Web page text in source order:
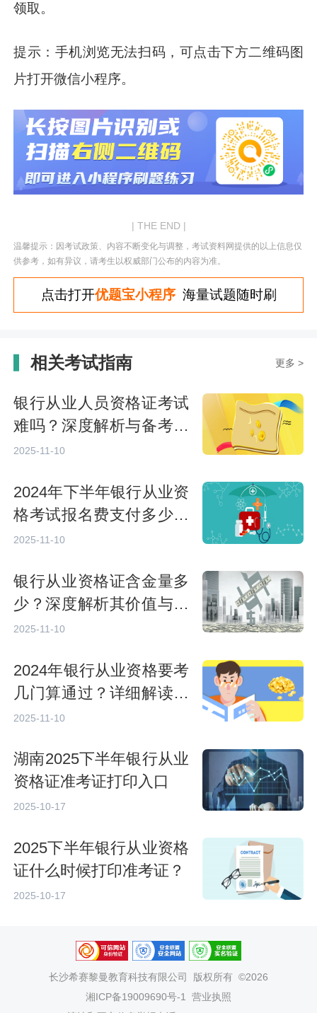
领取。
提示：手机浏览无法扫码，可点击下方二维码图
片打开微信小程序。
| THE END |
温馨提示：因考试政策、内容不断变化与调整，考试资料网提供的以上信息仅
供参考，如有异议，请考生以权威部门公布的内容为准。
点击打开优题宝小程序海量试题随时刷
相关考试指南 更多 >
银行从业人员资格证考试
难吗？深度解析与备考建
议
2025-11-10
2024年下半年银行从业资
格考试报名费支付多少？
详细解析与指南
2025-11-10
银行从业资格证含金量多
少？深度解析其价值与前
景
2025-11-10
2024年银行从业资格要考
几门算通过？详细解读考
试要求
2025-11-10
湖南​2025下半年银行从业
资格证准考证打印入口
2025-10-17
2025下半年银行从业资格
证什么时候打印准考证？
2025-10-17
长沙希赛黎曼教育科技有限公司
版权所有 ©2026
湘ICP备19009690号-1
营业执照